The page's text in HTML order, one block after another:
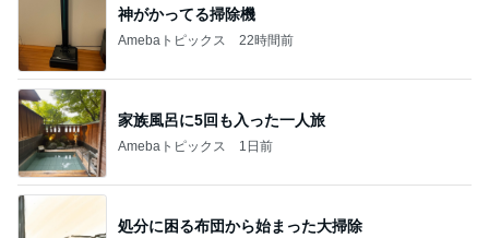
神がかってる掃除機
Amebaトピックス 22時間前
家族風呂に5回も入った一人旅
Amebaトピックス 1日前
処分に困る布団から始まった大掃除